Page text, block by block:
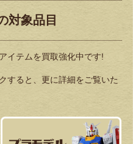
対象品目
イテムを買取強化中です!
すると、更に詳細をご覧いた